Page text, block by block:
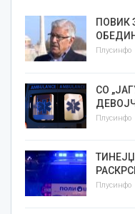
ПОВИК
Плусинфо
СО
Плусинфо
Плусинфо